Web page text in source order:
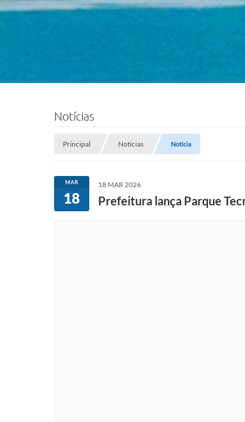
Notícias
Principal Notícias Notícia
MAR
18
18 MAR 2026
Prefeitura lança Parque